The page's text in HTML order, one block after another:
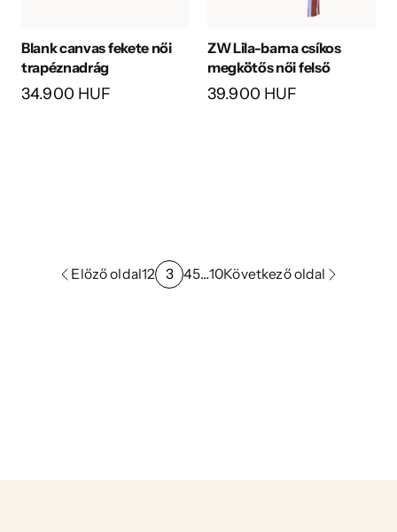
Blank canvas fekete női
trapéznadrág
34.900 HUF
ZW Lila-barna csíkos
megkötős női felső
39.900 HUF
Előző oldal12 3 45…10Következő oldal